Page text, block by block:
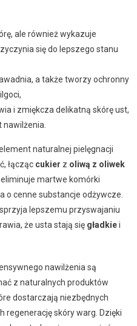
ale również wykazuje
się do lepszego stanu
a także tworzy ochronny
i zmiękcza delikatną skórę ust,
nawilżenia.
naturalnej pielęgnacji
łącząc cukier z oliwą z oliwek
eliminuje martwe komórki
o cenne substancje odżywcze.
lepszemu przyswajaniu
że usta stają się gładkiei
nawilżenia są
z naturalnych produktów
dostarczają niezbędnych
regenerację skóry warg. Dzięki